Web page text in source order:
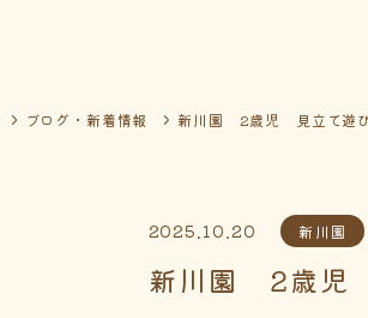
ブログ・新着情報 新川園 2歳児 見立て遊
2025.10.20 新川園
新川園 2歳児